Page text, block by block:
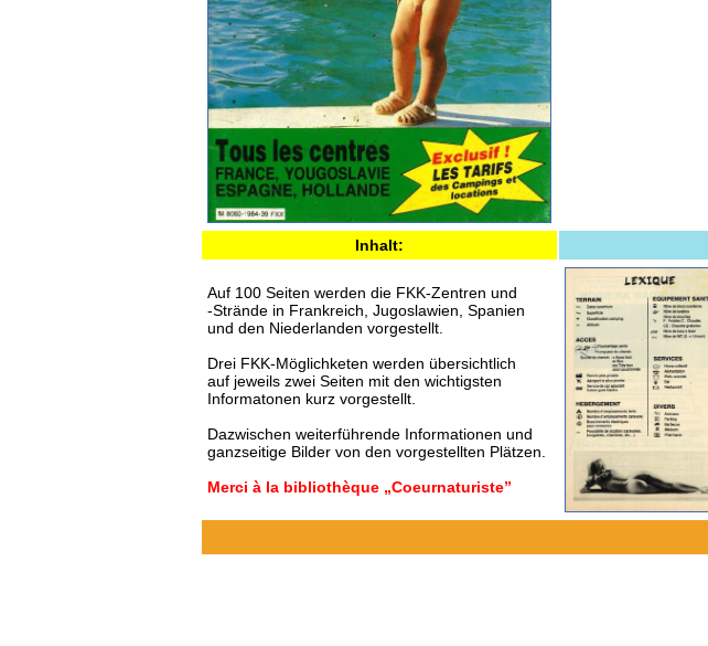
Inhalt:
Auf 100 Seiten werden die FKK-Zentren und
-Strände in Frankreich, Jugoslawien, Spanien
und den Niederlanden vorgestellt.
Drei FKK-Möglichketen werden übersichtlich
auf jeweils zwei Seiten mit den wichtigsten
Informatonen kurz vorgestellt.
Dazwischen weiterführende Informationen und
ganzseitige Bilder von den vorgestellten Plätzen.
Merci à la bibliothèque „Coeurnaturiste”